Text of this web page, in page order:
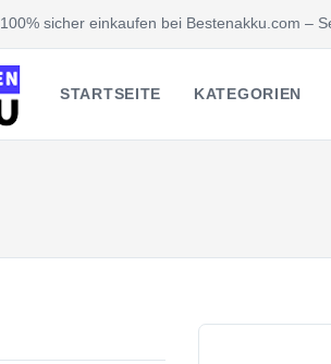
100% sicher einkaufen bei Bestenakku.com –
STARTSEITE KATEGORIEN